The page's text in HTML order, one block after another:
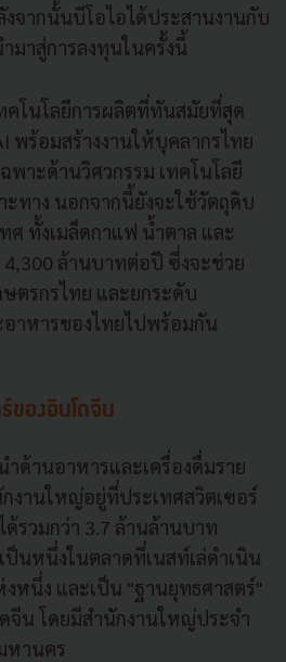
จากนั้นบีโอไอได้ประสานงานกับ
มาสู่การลงทุนในครั้งนี้
คโนโลยีการผลิตที่ทันสมัยที่สุด
พร้อมสร้างงานให้บุคลากรไทย
พาะด้านวิศวกรรม เทคโนโลยี
ทาง นอกจากนี้ยังจะใช้วัตถุดิบ
ศ ทั้งเมล็ดกาแฟ น้ำตาล และ
ล้านบาทต่อปี ซึ่งจะช่วย
ษตรกรไทย และยกระดับ
าหารของไทยไปพร้อมกัน
ของอินโดจีน
ำด้านอาหารและเครื่องดื่มราย
งานใหญ่อยู่ที่ประเทศสวิตเซอร์
รวมกว่า 3.7 ล้านล้านบาท
ป็นหนึ่งในตลาดที่เนสท์เล่ดำเนิน
หนึ่ง และเป็น "ฐานยุทธศาสตร์"
จีน โดยมีสำนักงานใหญ่ประจำ
หานคร